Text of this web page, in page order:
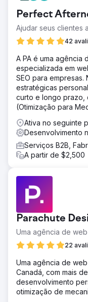
Perfect
Ajudar seus clientes
42
A PA é uma agência
especializada em
SEO para
estratégicas
curto e longo prazo,
(Otimização para
Ativa no seguinte
Desenvolvimento
Serviços B2B,
A partir de $2,500
Parachute
Uma agência de
22
Uma agência de
Canadá, com mais
desenvolvimento
otimização de